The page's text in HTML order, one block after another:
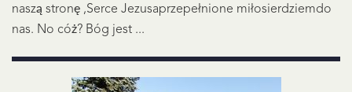
naszą stronę ,Serce Jezusaprzepełnione miłosierdziemdo
nas. No cóż? Bóg jest ...